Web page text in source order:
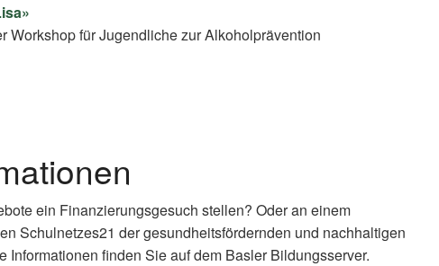
Workshop für Jugendliche zur Alkoholprävention
ein Finanzierungsgesuch stellen? Oder an einem
Schulnetzes21 der gesundheitsfördernden und nachhaltigen
Informationen finden Sie auf dem Basler Bildungsserver.